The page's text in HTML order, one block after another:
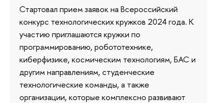
Стартовал прием заявок на Всероссийский
конкурс технологических кружков 2024 года. К
участию приглашаются кружки по
программированию, робототехнике,
киберфизике, космическим технологиям, БАС и
другим направлениям, студенческие
технологические команды, а также
организации, которые комплексно развивают